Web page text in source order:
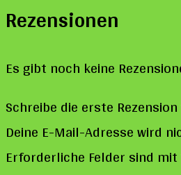
Rezensionen
Es gibt noch keine
Schreibe die erste
Deine E-Mail-Adresse wird
Erforderliche Felder sind mit